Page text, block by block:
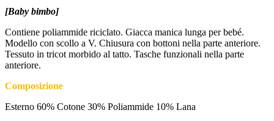
[Baby bimbo]
Contiene poliammide riciclato. Giacca manica lunga per bebé.
Modello con scollo a V. Chiusura con bottoni nella parte anteriore.
Tessuto in tricot morbido al tatto. Tasche funzionali nella parte
anteriore.
Composizione
Esterno 60% Cotone 30% Poliammide 10% Lana